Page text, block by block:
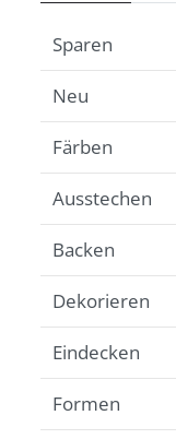
Sparen
Neu
Färben
Ausstechen
Backen
Dekorieren
Eindecken
Formen